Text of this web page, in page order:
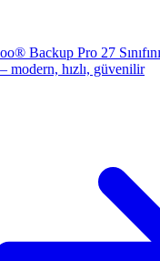
® Backup Pro 27
modern, hızlı, güvenilir